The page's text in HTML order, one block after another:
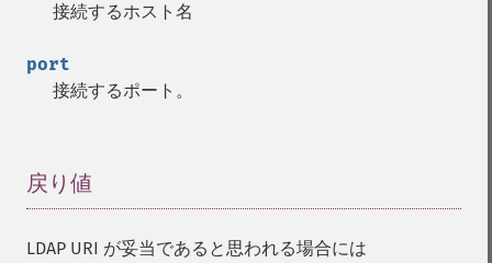
接続するホスト名
port
接続するポート。
戻り値
LDAP URI が妥当であると思われる場合には